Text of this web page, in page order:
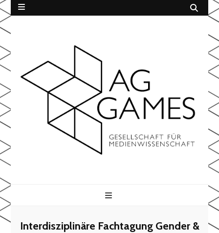
Interdisziplinäre Fachtagung Gender &